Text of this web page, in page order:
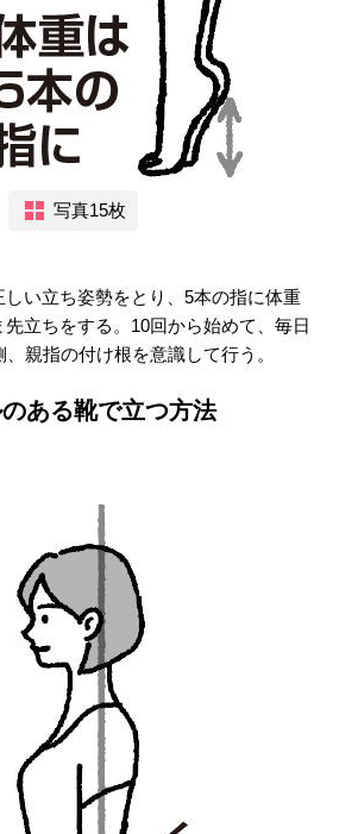
写真15枚
い立ち姿勢をとり、5本の指に体重
立ちをする。10回から始めて、毎日
親指の付け根を意識して行う。
ある靴で立つ方法